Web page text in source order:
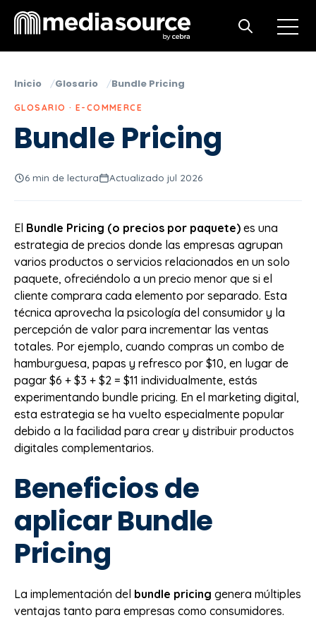
Open
Open search
Inicio Glosario Bundle Pricing
GLOSARIO · E-COMMERCE
Bundle Pricing
6 min de lectura Actualizado jul 2026
El Bundle Pricing (o precios por paquete) es una
estrategia de precios donde las empresas agrupan
varios productos o servicios relacionados en un solo
paquete, ofreciéndolo a un precio menor que si el
cliente comprara cada elemento por separado. Esta
técnica aprovecha la psicología del consumidor y la
percepción de valor para incrementar las ventas
totales. Por ejemplo, cuando compras un combo de
hamburguesa, papas y refresco por $10, en lugar de
pagar $6 + $3 + $2 = $11 individualmente, estás
experimentando bundle pricing. En el marketing digital,
esta estrategia se ha vuelto especialmente popular
debido a la facilidad para crear y distribuir productos
digitales complementarios.
Beneficios de
aplicar Bundle
Pricing
La implementación del bundle pricing genera múltiples
ventajas tanto para empresas como consumidores.